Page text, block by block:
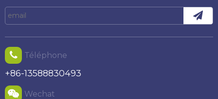
Téléphone
+86-13588830493
Wechat